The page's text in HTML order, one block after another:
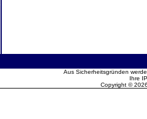
Aus Sicherheitsgründen
Ihre
Copyright ©